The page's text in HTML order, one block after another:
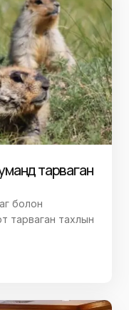
тарваган
болон
тарваган тахлын